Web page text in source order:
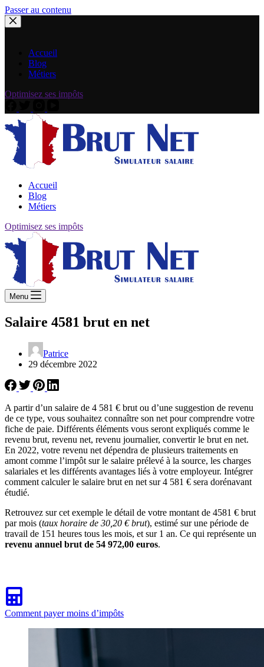
Passer au contenu
Accueil
Blog
Métiers
Optimisez ses impôts
Accueil
Blog
Métiers
Optimisez ses impôts
Menu
Salaire 4581 brut en net
Patrice
29 décembre 2022
A partir d’un salaire de 4 581 € brut ou d’une suggestion de revenu
de ce type, vous souhaitez connaître son net pour comprendre votre
fiche de paie. Différents éléments vous seront expliqués comme le
revenu brut, revenu net, revenu journalier, convertir le brut en net.
En 2022, votre revenu net dépendra de plusieurs traitements en
amont comme l’impôt sur le salaire prélevé à la source, les charges
salariales et les différents avantages liés à votre employeur. Intégrer
comment calculer le salaire brut en net sur 4 581 € sera dorénavant
étudié.
Retrouvez sur cet exemple le détail de votre montant de 4581 € brut
par mois (taux horaire de 30,20 € brut), estimé sur une période de
travail de 151 heures tous les mois, et sur 1 an. Ce qui représente un
revenu annuel brut de 54 972,00 euros.
Comment payer moins d’impôts